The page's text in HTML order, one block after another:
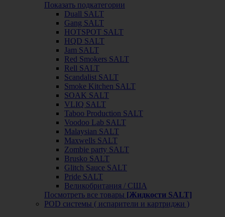
Показать подкатегории
Duall SALT
Gang SALT
HOTSPOT SALT
HQD SALT
Jam SALT
Red Smokers SALT
Rell SALT
Scandalist SALT
Smoke Kitchen SALT
SOAK SALT
VLIQ SALT
Taboo Production SALT
Voodoo Lab SALT
Malaysian SALT
Maxwells SALT
Zombie party SALT
Brusko SALT
Glitch Sauce SALT
Pride SALT
Великобритания / США
Посмотреть все товары [Жидкости SALT]
POD системы ( испарители и картриджи )